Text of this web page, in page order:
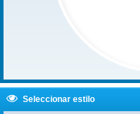
Seleccionar estilo